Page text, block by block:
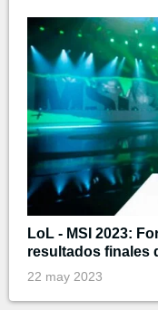
LoL - MSI 2023:
resultados finales
22 may 2023